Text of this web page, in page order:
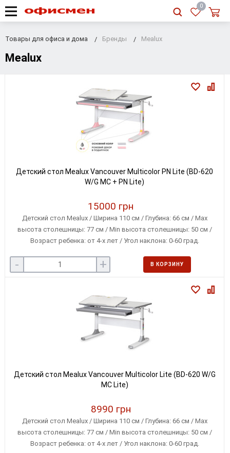
RU
0
Товары для офиса и дома Бренды Mealux
Mealux
Детский стол Mealux Vancouver Multicolor PN Lite (BD-620
W/G MC + PN Lite)
15000 грн
Детский стол Mealux / Ширина 110 см / Глубина: 66 см / Max
высота столешницы: 77 см / Min высота столешницы: 50 см /
Возраст ребенка: от 4-х лет / Угол наклона: 0-60 град.
- + В КОРЗИНУ
Детский стол Mealux Vancouver Multicolor Lite (BD-620 W/G
MC Lite)
8990 грн
Детский стол Mealux / Ширина 110 см / Глубина: 66 см / Max
высота столешницы: 77 см / Min высота столешницы: 50 см /
Возраст ребенка: от 4-х лет / Угол наклона: 0-60 град.